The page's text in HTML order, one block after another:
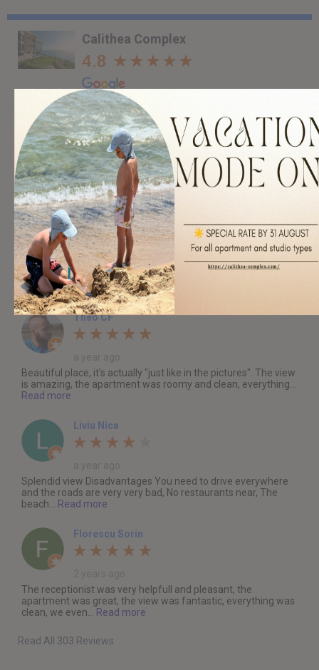
Calithea Complex
4.8
Анатолий Конев
6 months ago
Great place and amazing view from the top. Highly
recommended for anyone.
William I
7 months ago
Very clean and big apartments. Great view! I highly recomend
the location.
Theo CF
Beautiful place, it's actually "just like in the pictures". The view
is amazing, the apartment was roomy and clean, everything...
Read more
Liviu Nica
Splendid view Disadvantages You need to drive everywhere
and the roads are very very bad, No restaurants near, The
beach... Read more
Florescu Sorin
The receptionist was very helpfull and pleasant, the
apartment was great, the view was fantastic, everything was
clean, we even... Read more
Read All 303 Reviews